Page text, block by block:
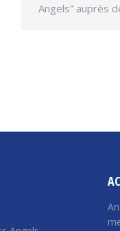
Angels” auprès